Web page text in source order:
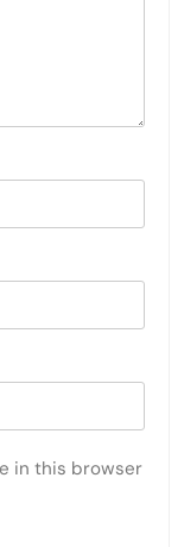
in this browser